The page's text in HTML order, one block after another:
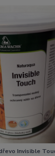
Invisible